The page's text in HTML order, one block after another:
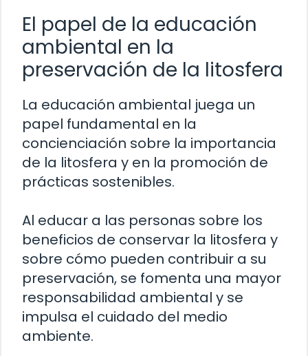
El papel de la educación
ambiental en la
preservación de la litosfera
La educación ambiental juega un
papel fundamental en la
concienciación sobre la importancia
de la litosfera y en la promoción de
prácticas sostenibles.
Al educar a las personas sobre los
beneficios de conservar la litosfera y
sobre cómo pueden contribuir a su
preservación, se fomenta una mayor
responsabilidad ambiental y se
impulsa el cuidado del medio
ambiente.